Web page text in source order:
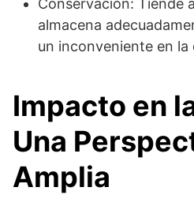
almacena
un inconveniente en la
Impacto en
Una
Amplia